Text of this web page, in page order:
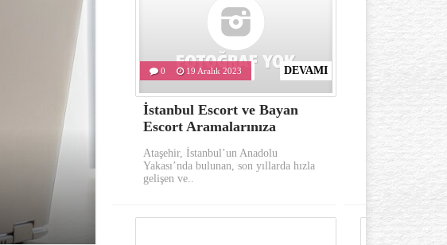
DEVAMI
0 19 Aralık 2023
İstanbul Escort ve Bayan
Escort Aramalarınıza
Ataşehir, İstanbul’un Anadolu
Yakası’nda bulunan, son yıllarda hızla
gelişen ve..
10
Göz
oluşumu
Göz
önemli